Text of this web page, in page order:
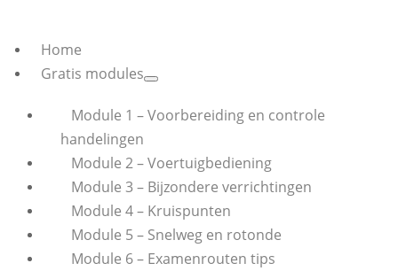
Home
Gratis modules
Module 1 – Voorbereiding en controle
handelingen
Module 2 – Voertuigbediening
Module 3 – Bijzondere verrichtingen
Module 4 – Kruispunten
Module 5 – Snelweg en rotonde
Module 6 – Examenrouten tips